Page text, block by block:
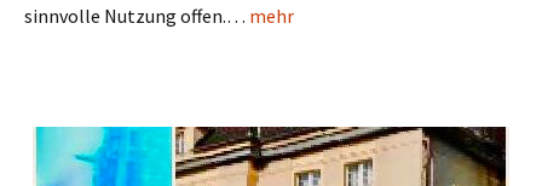
sinnvolle Nutzung offen.… mehr